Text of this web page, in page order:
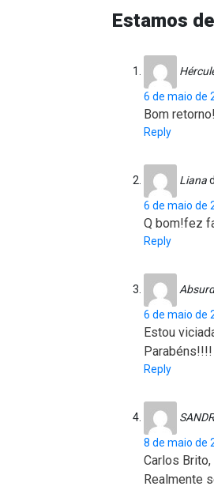
Estamos
6 de maio de
Bom
Reply
Liana
6 de maio de
Q bom!fez
Reply
6 de maio de
Estou
Parabéns!!!!
Reply
8 de maio de
Carlos Brito,
Realmente